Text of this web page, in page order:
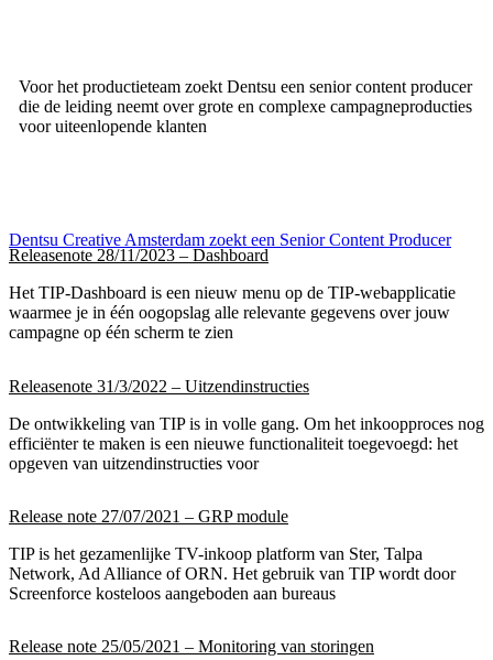
Voor het productieteam zoekt Dentsu een senior content producer
die de leiding neemt over grote en complexe campagneproducties
voor uiteenlopende klanten
Dentsu Creative Amsterdam zoekt een Senior Content Producer
Releasenote 28/11/2023 – Dashboard
Het TIP-Dashboard is een nieuw menu op de TIP-webapplicatie
waarmee je in één oogopslag alle relevante gegevens over jouw
campagne op één scherm te zien
Releasenote 31/3/2022 – Uitzendinstructies
De ontwikkeling van TIP is in volle gang. Om het inkoopproces nog
efficiënter te maken is een nieuwe functionaliteit toegevoegd: het
opgeven van uitzendinstructies voor
Release note 27/07/2021 – GRP module
TIP is het gezamenlijke TV-inkoop platform van Ster, Talpa
Network, Ad Alliance of ORN. Het gebruik van TIP wordt door
Screenforce kosteloos aangeboden aan bureaus
Release note 25/05/2021 – Monitoring van storingen